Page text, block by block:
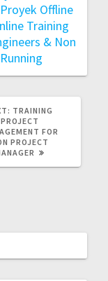
Offline
Training
& Non
TRAINING
PROJECT
FOR
PROJECT